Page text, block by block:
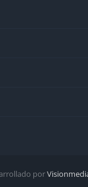
por